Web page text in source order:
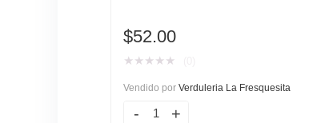
$52.00
★ ★ ★ ★ ★
Vendido por Verduleria La Fresquesita